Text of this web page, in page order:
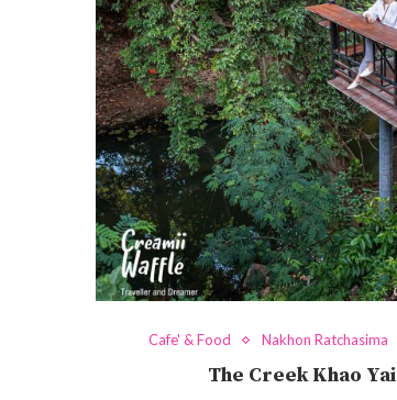
Cafe' & Food Nakhon Ratchasima
The Creek Khao Yai